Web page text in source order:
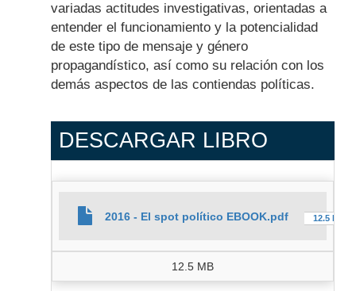
variadas actitudes investigativas, orientadas a
entender el funcionamiento y la potencialidad
de este tipo de mensaje y género
propagandístico, así como su relación con los
demás aspectos de las contiendas políticas.
DESCARGAR LIBRO
2016 - El spot político EBOOK.pdf 12.5 MB
12.5 MB